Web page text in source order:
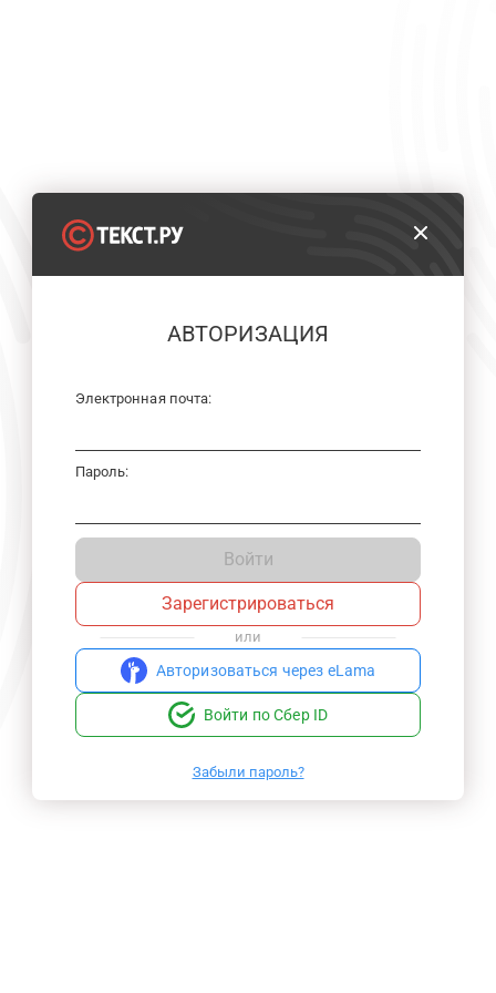
АВТОРИЗАЦИЯ
Электронная почта:
Пароль:
Войти
Зарегистрироваться
или
Авторизоваться через eLama
Войти по Сбер ID
Забыли пароль?